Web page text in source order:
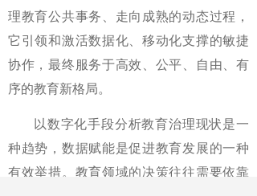
理教育公共事务、走向成熟的动态过程，
它引领和激活数据化、移动化支撑的敏捷
协作，最终服务于高效、公平、自由、有
序的教育新格局。
以数字化手段分析教育治理现状是一
种趋势，数据赋能是促进教育发展的一种
有效举措。教育领域的决策往往需要依靠